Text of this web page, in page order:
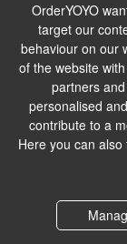
Cena zawiera koszt
Dania z
Cena zawiera koszt
Różnorodności z
Shopping
OrderYOYO
target our
behaviour on our
of the website
partners
personalised
contribute to a
Here you can